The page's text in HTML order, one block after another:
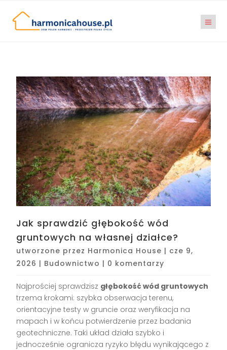
Jak sprawdzić głębokość wód
gruntowych na własnej działce?
utworzone przez Harmonica House | cze 9,
2026 | Budownictwo | 0 komentarzy
Najprościej sprawdzisz głębokość wód gruntowych
trzema krokami: szybka obserwacja terenu,
orientacyjne testy w gruncie oraz weryfikacja na
mapach i w końcu potwierdzenie przez badania
geotechniczne. Taki układ działa szybko i
jednocześnie ogranicza ryzyko błędu wynikającego z